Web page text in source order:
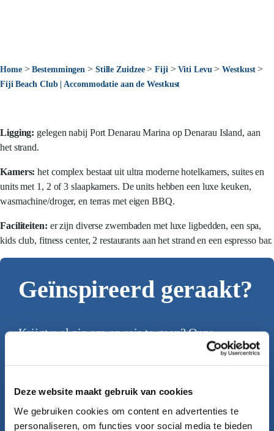
Deze website maakt gebruik van cookies
We gebruiken cookies om content en advertenties te
personaliseren, om functies voor social media te bieden
Home>Bestemmingen > Stille Zuidzee>Fiji >Viti Levu >Westkust>
Fiji Beach Club | Accommodatie aan de Westkust
Ligging: gelegen nabij Port Denarau Marina op Denarau Island, aan
het strand.
Kamers: het complex bestaat uit ultra moderne hotelkamers, suites en
units met 1, 2 of 3 slaapkamers. De units hebben een luxe keuken,
wasmachine/droger, en terras met eigen BBQ.
Faciliteiten: er zijn diverse zwembaden met luxe ligbedden, een spa,
kids club, fitness center, 2 restaurants aan het strand en een espresso bar.
Geïnspireerd geraakt?
Krijgt u al zin om op reis te gaan? Onze